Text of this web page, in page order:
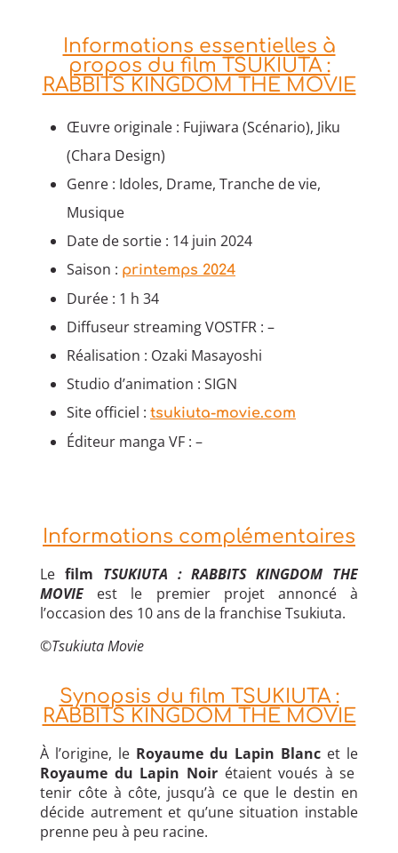
Informations essentielles à
propos du film TSUKIUTA :
RABBITS KINGDOM THE MOVIE
Œuvre originale : Fujiwara (Scénario), Jiku
(Chara Design)
Genre : Idoles, Drame, Tranche de vie,
Musique
Date de sortie : 14 juin 2024
Saison : printemps 2024
Durée : 1 h 34
Diffuseur streaming VOSTFR : –
Réalisation : Ozaki Masayoshi
Studio d’animation : SIGN
Site officiel : tsukiuta-movie.com
Éditeur manga VF : –
Informations complémentaires
Le film TSUKIUTA : RABBITS KINGDOM THE
MOVIEest le premier projet annoncé à
l’occasion des 10 ans de la franchise Tsukiuta.
©Tsukiuta Movie
Synopsis du film TSUKIUTA :
RABBITS KINGDOM THE MOVIE
À l’origine, le Royaume du Lapin Blanc et le
Royaume du Lapin Noirétaient voués à se
tenir côte à côte, jusqu’à ce que le destin en
décide autrement et qu’une situation instable
prenne peu à peu racine.